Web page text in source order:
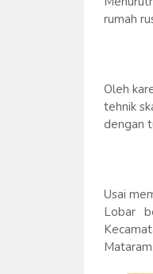
rumah
Oleh
tehnik
dengan
Usai
Lobar
Mataram.